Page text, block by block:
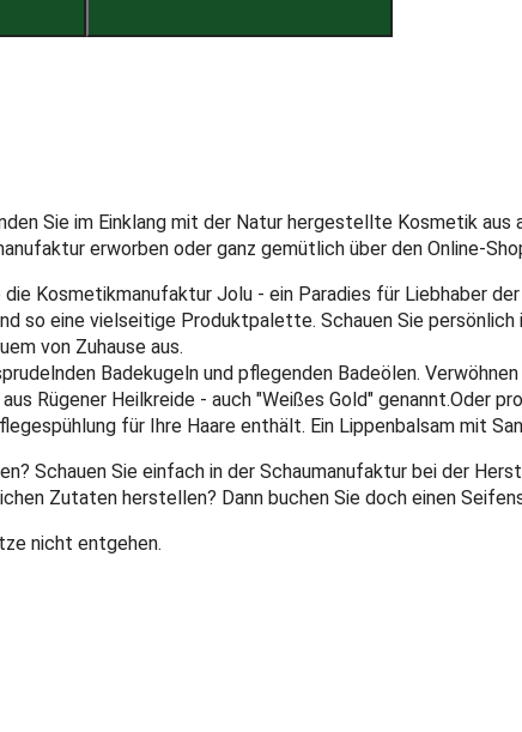
Sie im Einklang mit der Natur hergestellte Kosmetik aus
erworben oder ganz gemütlich über den Online-
Kosmetikmanufaktur Jolu - ein Paradies für Liebhaber
so eine vielseitige Produktpalette. Schauen Sie
von Zuhause aus.
Badekugeln und pflegenden Badeölen.
Rügener Heilkreide - auch "Weißes Gold" genannt.Oder
für Ihre Haare enthält. Ein Lippenbalsam mit
Schauen Sie einfach in der Schaumanufaktur bei der
Zutaten herstellen? Dann buchen Sie doch einen
nicht entgehen.